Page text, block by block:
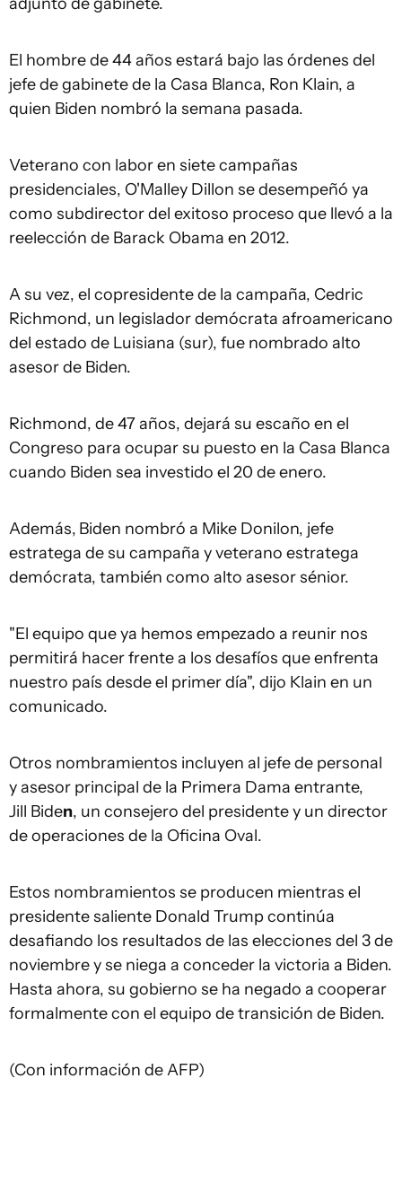
El hombre de 44 años estará bajo las órdenes del
jefe de gabinete de la Casa Blanca, Ron Klain, a
quien Biden nombró la semana pasada.
Veterano con labor en siete campañas
presidenciales, O'Malley Dillon se desempeñó ya
como subdirector del exitoso proceso que llevó a la
reelección de Barack Obama en 2012.
A su vez, el copresidente de la campaña, Cedric
Richmond, un legislador demócrata afroamericano
del estado de Luisiana (sur), fue nombrado alto
asesor de Biden.
Richmond, de 47 años, dejará su escaño en el
Congreso para ocupar su puesto en la Casa Blanca
cuando Biden sea investido el 20 de enero.
Además, Biden nombró a Mike Donilon, jefe
estratega de su campaña y veterano estratega
demócrata, también como alto asesor sénior.
"El equipo que ya hemos empezado a reunir nos
permitirá hacer frente a los desafíos que enfrenta
nuestro país desde el primer día", dijo Klain en un
comunicado.
Otros nombramientos incluyen al jefe de personal
y asesor principal de la Primera Dama entrante,
Jill Biden, un consejero del presidente y un director
de operaciones de la Oficina Oval.
Estos nombramientos se producen mientras el
presidente saliente Donald Trump continúa
desafiando los resultados de las elecciones del 3 de
noviembre y se niega a conceder la victoria a Biden.
Hasta ahora, su gobierno se ha negado a cooperar
formalmente con el equipo de transición de Biden.
(Con información de AFP)